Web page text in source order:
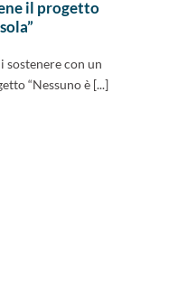
il progetto
sostenere con un
“Nessuno è [...]